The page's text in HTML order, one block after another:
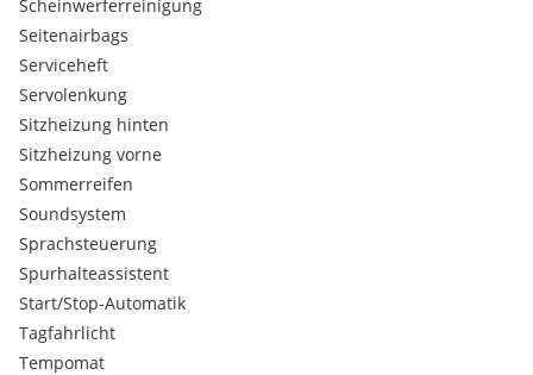
Scheinwerferreinigung
Seitenairbags
Serviceheft
Servolenkung
Sitzheizung hinten
Sitzheizung vorne
Sommerreifen
Soundsystem
Sprachsteuerung
Spurhalteassistent
Start/Stop-Automatik
Tagfahrlicht
Tempomat